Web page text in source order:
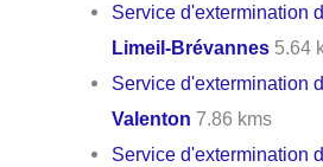
Service d'extermination
Limeil-Brévannes 5.64
Service d'extermination
Valenton 7.86 kms
Service d'extermination